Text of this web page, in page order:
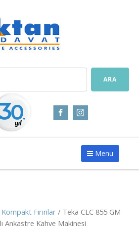
ARA
Menu
Kompakt Fırınlar / Teka CLC 855 GM
Ankastre Kahve Makinesi